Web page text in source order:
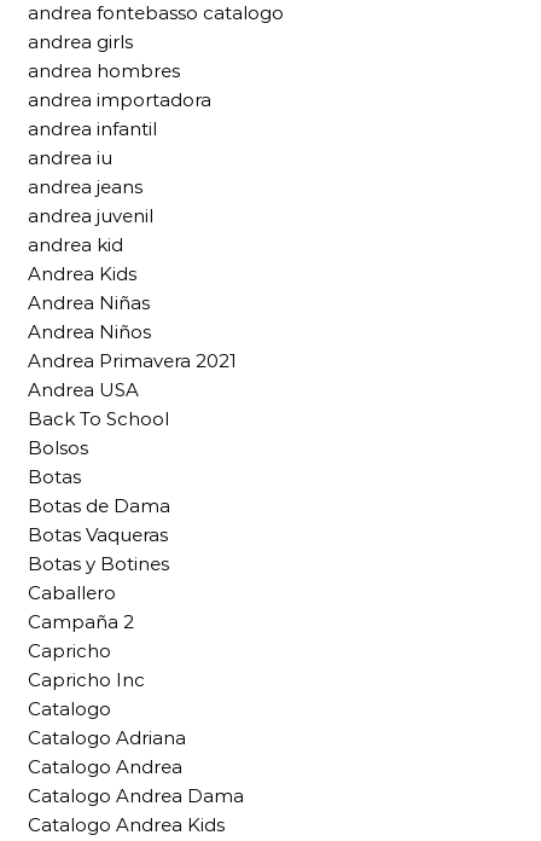
andrea fontebasso catalogo
andrea girls
andrea hombres
andrea importadora
andrea infantil
andrea iu
andrea jeans
andrea juvenil
andrea kid
Andrea Kids
Andrea Niñas
Andrea Niños
Andrea Primavera 2021
Andrea USA
Back To School
Bolsos
Botas
Botas de Dama
Botas Vaqueras
Botas y Botines
Caballero
Campaña 2
Capricho
Capricho Inc
Catalogo
Catalogo Adriana
Catalogo Andrea
Catalogo Andrea Dama
Catalogo Andrea Kids